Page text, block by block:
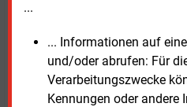
...
... Informationen auf
und/oder abrufen: Für
Verarbeitungszwecke
Kennungen oder
Mittwoch, 13.11.2024, 17:08 Uhr
Manfred Fischer
© 2026 Energie & Management GmbH